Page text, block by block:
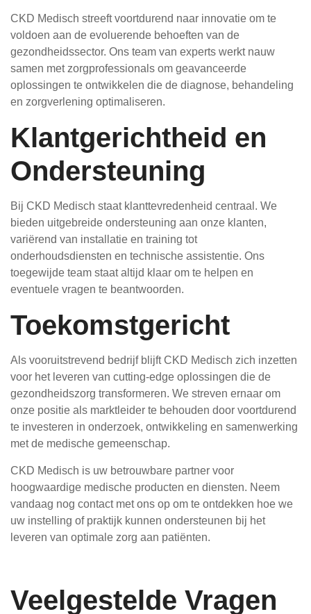
CKD Medisch streeft voortdurend naar innovatie om te
voldoen aan de evoluerende behoeften van de
gezondheidssector. Ons team van experts werkt nauw
samen met zorgprofessionals om geavanceerde
oplossingen te ontwikkelen die de diagnose, behandeling
en zorgverlening optimaliseren.
Klantgerichtheid en
Ondersteuning
Bij CKD Medisch staat klanttevredenheid centraal. We
bieden uitgebreide ondersteuning aan onze klanten,
variërend van installatie en training tot
onderhoudsdiensten en technische assistentie. Ons
toegewijde team staat altijd klaar om te helpen en
eventuele vragen te beantwoorden.
Toekomstgericht
Als vooruitstrevend bedrijf blijft CKD Medisch zich inzetten
voor het leveren van cutting-edge oplossingen die de
gezondheidszorg transformeren. We streven ernaar om
onze positie als marktleider te behouden door voortdurend
te investeren in onderzoek, ontwikkeling en samenwerking
met de medische gemeenschap.
CKD Medisch is uw betrouwbare partner voor
hoogwaardige medische producten en diensten. Neem
vandaag nog contact met ons op om te ontdekken hoe we
uw instelling of praktijk kunnen ondersteunen bij het
leveren van optimale zorg aan patiënten.
Veelgestelde Vragen